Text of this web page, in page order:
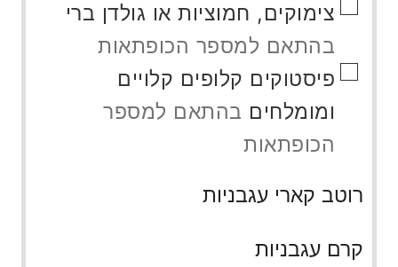
▢ צימוקים, חמוציות או גולדן ברי
בהתאם למספר הכופתאות
▢ פיסטוקים קלופים קלויים
ומומלחים בהתאם למספר
הכופתאות
רוטב קארי עגבניות
קרם עגבניות